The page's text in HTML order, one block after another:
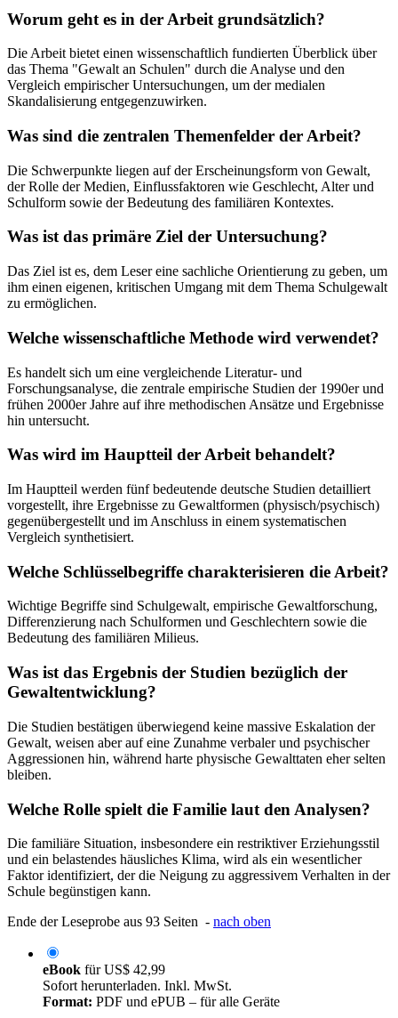
Worum geht es in der Arbeit grundsätzlich?
Die Arbeit bietet einen wissenschaftlich fundierten Überblick über
das Thema "Gewalt an Schulen" durch die Analyse und den
Vergleich empirischer Untersuchungen, um der medialen
Skandalisierung entgegenzuwirken.
Was sind die zentralen Themenfelder der Arbeit?
Die Schwerpunkte liegen auf der Erscheinungsform von Gewalt,
der Rolle der Medien, Einflussfaktoren wie Geschlecht, Alter und
Schulform sowie der Bedeutung des familiären Kontextes.
Was ist das primäre Ziel der Untersuchung?
Das Ziel ist es, dem Leser eine sachliche Orientierung zu geben, um
ihm einen eigenen, kritischen Umgang mit dem Thema Schulgewalt
zu ermöglichen.
Welche wissenschaftliche Methode wird verwendet?
Es handelt sich um eine vergleichende Literatur- und
Forschungsanalyse, die zentrale empirische Studien der 1990er und
frühen 2000er Jahre auf ihre methodischen Ansätze und Ergebnisse
hin untersucht.
Was wird im Hauptteil der Arbeit behandelt?
Im Hauptteil werden fünf bedeutende deutsche Studien detailliert
vorgestellt, ihre Ergebnisse zu Gewaltformen (physisch/psychisch)
gegenübergestellt und im Anschluss in einem systematischen
Vergleich synthetisiert.
Welche Schlüsselbegriffe charakterisieren die Arbeit?
Wichtige Begriffe sind Schulgewalt, empirische Gewaltforschung,
Differenzierung nach Schulformen und Geschlechtern sowie die
Bedeutung des familiären Milieus.
Was ist das Ergebnis der Studien bezüglich der
Gewaltentwicklung?
Die Studien bestätigen überwiegend keine massive Eskalation der
Gewalt, weisen aber auf eine Zunahme verbaler und psychischer
Aggressionen hin, während harte physische Gewalttaten eher selten
bleiben.
Welche Rolle spielt die Familie laut den Analysen?
Die familiäre Situation, insbesondere ein restriktiver Erziehungsstil
und ein belastendes häusliches Klima, wird als ein wesentlicher
Faktor identifiziert, der die Neigung zu aggressivem Verhalten in der
Schule begünstigen kann.
Ende der Leseprobe aus 93 Seiten - nach oben
eBook fürUS$ 42,99
Sofort herunterladen. Inkl. MwSt.
Format: PDF und ePUB – für alle Geräte